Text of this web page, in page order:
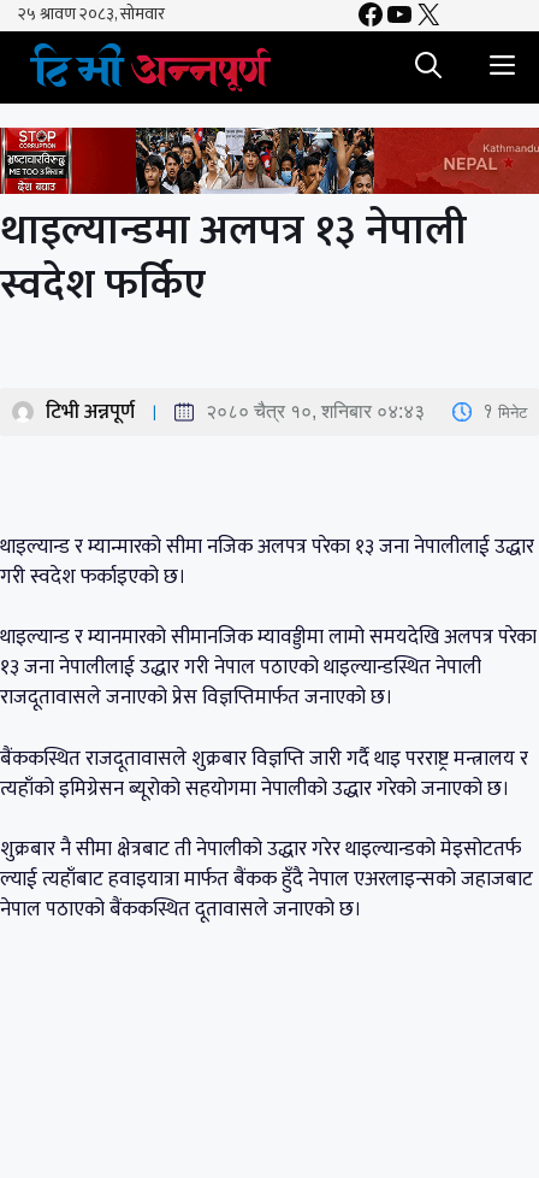
Skip
content
Facebook
YouTube
X
थाइल्यान्डमा अलपत्र १३ नेपाली
स्वदेश फर्किए
टिभी अन्नपूर्ण २०८० चैत्र १०, शनिबार ०४:४३ 1 मिनेट
थाइल्यान्ड र म्यान्मारको सीमा नजिक अलपत्र परेका १३ जना नेपालीलाई उद्धार
गरी स्वदेश फर्काइएको छ।
थाइल्यान्ड र म्यानमारको सीमानजिक म्यावड्डीमा लामो समयदेखि अलपत्र परेका
१३ जना नेपालीलाई उद्धार गरी नेपाल पठाएको थाइल्यान्डस्थित नेपाली
राजदूतावासले जनाएको प्रेस विज्ञप्तिमार्फत जनाएको छ।
बैंककस्थित राजदूतावासले शुक्रबार विज्ञप्ति जारी गर्दै थाइ परराष्ट्र मन्त्रालय र
त्यहाँको इमिग्रेसन ब्यूरोको सहयोगमा नेपालीको उद्धार गरेको जनाएको छ।
शुक्रबार नै सीमा क्षेत्रबाट ती नेपालीको उद्धार गरेर थाइल्यान्डको मेइसोटतर्फ
ल्याई त्यहाँबाट हवाइयात्रा मार्फत बैंकक हुँदै नेपाल एअरलाइन्सको जहाजबाट
नेपाल पठाएको बैंककस्थित दूतावासले जनाएको छ।